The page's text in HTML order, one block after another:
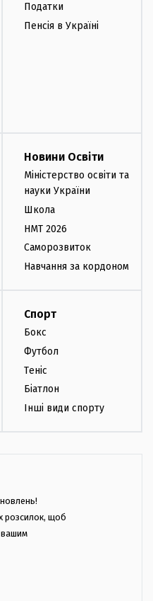
Податки
Пенсія в Україні
Новини Освіти
Міністерство освіти та
науки України
Школа
НМТ 2026
Саморозвиток
Навчання за кордоном
Спорт
Бокс
Футбол
Теніс
Біатлон
Інші види спорту
розсилок, щоб
вашим